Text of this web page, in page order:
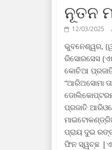
ନୂତନ
12/03/2025
ଭୁବନେଶ୍ୱର,
ରିସୋରସେସ
କୋଚିଆ ପ୍ରଜାତି
“ଆରିଅସୋମା
ପ୍ରଜାତି
ପ୍ରାୟ ଦୁଇ
ଫିନ ସ୍ୱଚ୍ଛ